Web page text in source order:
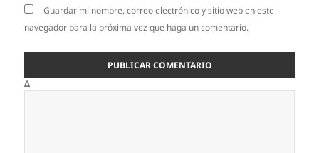
Guardar mi nombre, correo electrónico y sitio web en este
navegador para la próxima vez que haga un comentario.
Δ